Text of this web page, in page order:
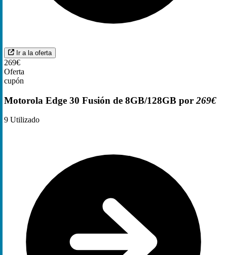
Ir a la oferta
269€
Oferta
cupón
Motorola Edge 30 Fusión de 8GB/128GB por 269€
9 Utilizado